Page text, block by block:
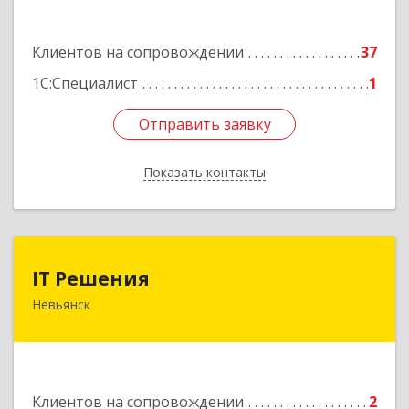
Клиентов на сопровождении
37
1С:Специалист
1
Отправить заявку
Показать контакты
Отправить заявку
Назад
IT Решения
Невьянск
Клиентов на сопровождении 2